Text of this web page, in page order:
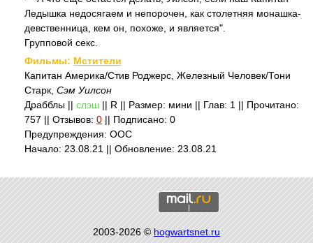
Ледышка недосягаем и непорочен, как столетняя монашка-
девственница, кем он, похоже, и является".
Групповой секс.
Фильмы: Мстители
Капитан Америка/Стив Роджерс, Железный Человек/Тони
Старк, Сэм Уилсон
Драбблы || слэш || R || Размер: мини || Глав: 1 || Прочитано:
757 || Отзывов: 0 || Подписано: 0
Предупреждения: ООС
Начало: 23.08.21 || Обновление: 23.08.21
2003-2026 ©hogwartsnet.ru